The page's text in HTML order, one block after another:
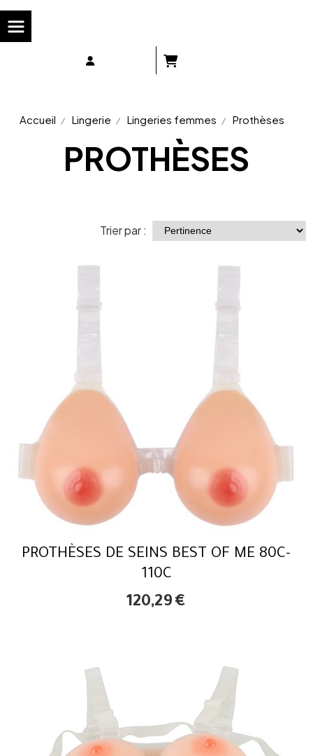
Accueil Lingerie Lingeries femmes Prothèses
PROTHÈSES
Trier par :
PROTHÈSES DE SEINS BEST OF ME 80C-
110C
120,29 €